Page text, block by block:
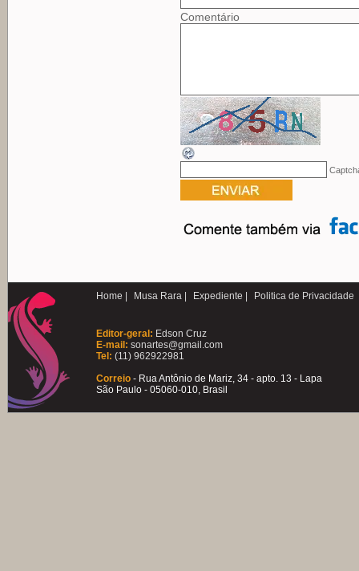
Comentário
Home | Musa Rara | Expediente | Politica de Privacidade
Editor-geral: Edson Cruz
E-mail: sonartes@gmail.com
Tel: (11) 962922981
Correio - Rua Antônio de Mariz, 34 - apto. 13 - Lapa
São Paulo - 05060-010, Brasil